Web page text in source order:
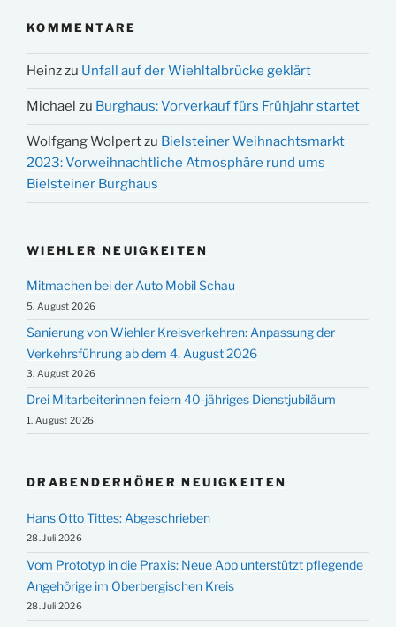
KOMMENTARE
Heinzzu Unfall auf der Wiehltalbrücke geklärt
Michael zu Burghaus: Vorverkauf fürs Frühjahr startet
Wolfgang Wolpertzu Bielsteiner Weihnachtsmarkt
2023: Vorweihnachtliche Atmosphäre rund ums
Bielsteiner Burghaus
WIEHLER NEUIGKEITEN
Mitmachen bei der Auto Mobil Schau
5. August 2026
Sanierung von Wiehler Kreisverkehren: Anpassung der
Verkehrsführung ab dem 4. August 2026
3. August 2026
Drei Mitarbeiterinnen feiern 40-jähriges Dienstjubiläum
1. August 2026
DRABENDERHÖHER NEUIGKEITEN
Hans Otto Tittes: Abgeschrieben
28. Juli 2026
Vom Prototyp in die Praxis: Neue App unterstützt pflegende
Angehörige im Oberbergischen Kreis
28. Juli 2026